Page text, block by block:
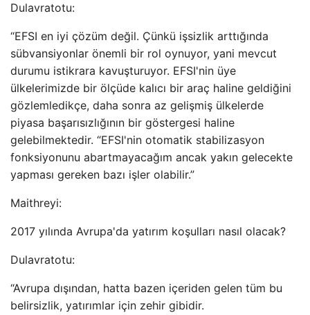
Dulavratotu:
“EFSI en iyi çözüm değil. Çünkü işsizlik arttığında
sübvansiyonlar önemli bir rol oynuyor, yani mevcut
durumu istikrara kavuşturuyor. EFSI'nin üye
ülkelerimizde bir ölçüde kalıcı bir araç haline geldiğini
gözlemledikçe, daha sonra az gelişmiş ülkelerde
piyasa başarısızlığının bir göstergesi haline
gelebilmektedir. “EFSI'nin otomatik stabilizasyon
fonksiyonunu abartmayacağım ancak yakın gelecekte
yapması gereken bazı işler olabilir.”
Maithreyi:
2017 yılında Avrupa'da yatırım koşulları nasıl olacak?
Dulavratotu:
“Avrupa dışından, hatta bazen içeriden gelen tüm bu
belirsizlik, yatırımlar için zehir gibidir.